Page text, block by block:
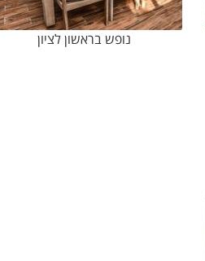
נופש בראשון לציון